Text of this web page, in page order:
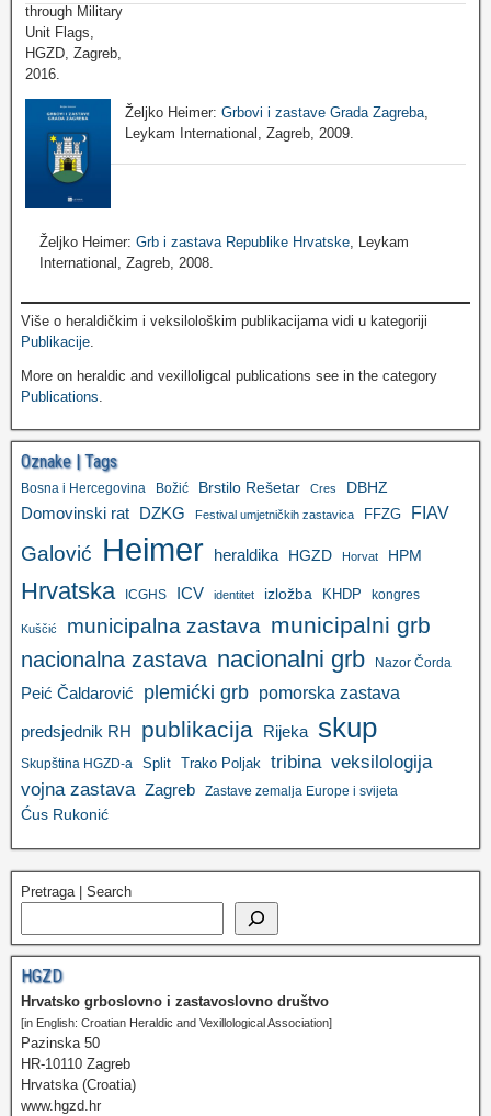
Željko Heimer: Grbovi i zastave Grada Zagreba
Leykam International, Zagreb, 2009.
Željko Heimer: Grb i zastava Republike Hrvatske , Leykam
International, Zagreb, 2008.
Više o heraldičkim i veksilološkim publikacijama vidi u kategoriji
Publikacije.
More on heraldic and vexilloligcal publications see in the category
Publications.
Oznake | Tags
Bosna i Hercegovina Božić Brstilo Rešetar Cres DBHZ
Domovinski rat DZKG Festival umjetničkih zastavica FFZG FIAV
Galović Heimer heraldika HGZD Horvat HPM
Hrvatska ICGHS ICV identitet izložba KHDP kongres
Kuščić municipalna zastava municipalni grb
nacionalna zastava nacionalni grb Nazor Čorda
Peić Čaldarović plemićki grb pomorska zastava
predsjednik RH publikacija Rijeka skup
Skupština HGZD-a Split Trako Poljak tribina veksilologija
vojna zastava Zagreb Zastave zemalja Europe i svijeta
Ćus Rukonić
Pretraga | Search
HGZD
Hrvatsko grboslovno i zastavoslovno društvo
[in English: Croatian Heraldic and Vexillological Association]
Pazinska 50
HR-10110 Zagreb
Hrvatska (Croatia)
www.hgzd.hr